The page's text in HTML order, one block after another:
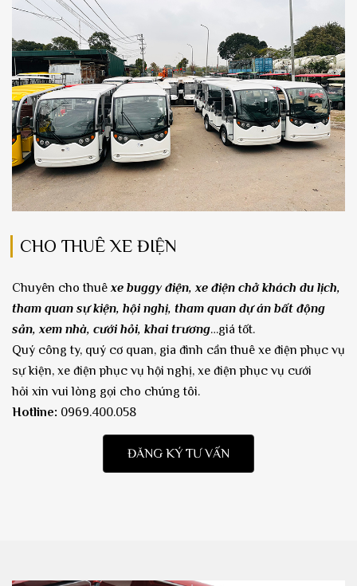
CHO THUÊ XE ĐIỆN
Chuyên cho thuê xe buggy điện, xe điện chở khách du lịch,
tham quan sự kiện, hội nghị, tham quan dự án bất động
sản, xem nhà, cưới hỏi, khai trương…giá tốt.
Quý công ty, quý cơ quan, gia đình cần thuê xe điện phục vụ
sự kiện, xe điện phục vụ hội nghị, xe điện phục vụ cưới
hỏi xin vui lòng gọi cho chúng tôi.
Hotline: 0969.400.058
ĐĂNG KÝ TƯ VẤN